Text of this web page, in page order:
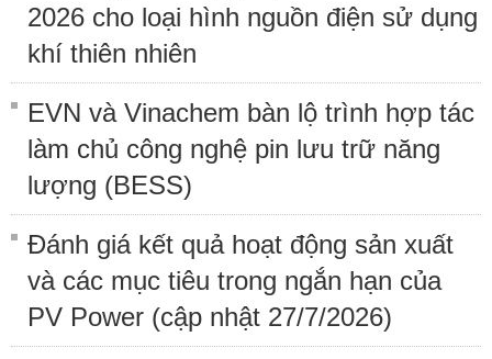
2026 cho loại hình nguồn điện sử dụng
khí thiên nhiên
EVN và Vinachem bàn lộ trình hợp tác
làm chủ công nghệ pin lưu trữ năng
lượng (BESS)
Đánh giá kết quả hoạt động sản xuất
và các mục tiêu trong ngắn hạn của
PV Power (cập nhật 27/7/2026)